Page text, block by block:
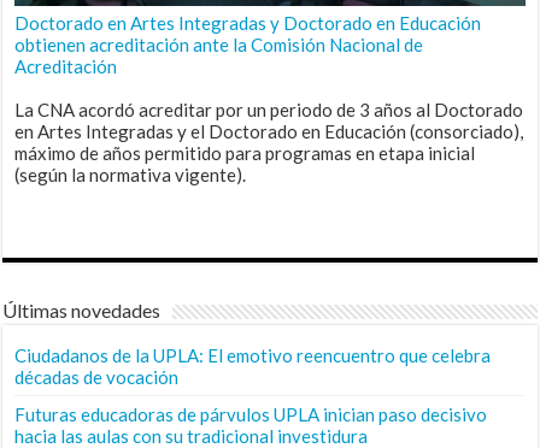
Doctorado en Artes Integradas y Doctorado en Educación
obtienen acreditación ante la Comisión Nacional de
Acreditación
La CNA acordó acreditar por un periodo de 3 años al Doctorado
en Artes Integradas y el Doctorado en Educación (consorciado),
máximo de años permitido para programas en etapa inicial
(según la normativa vigente).
Últimas novedades
Ciudadanos de la UPLA: El emotivo reencuentro que celebra
décadas de vocación
Futuras educadoras de párvulos UPLA inician paso decisivo
hacia las aulas con su tradicional investidura